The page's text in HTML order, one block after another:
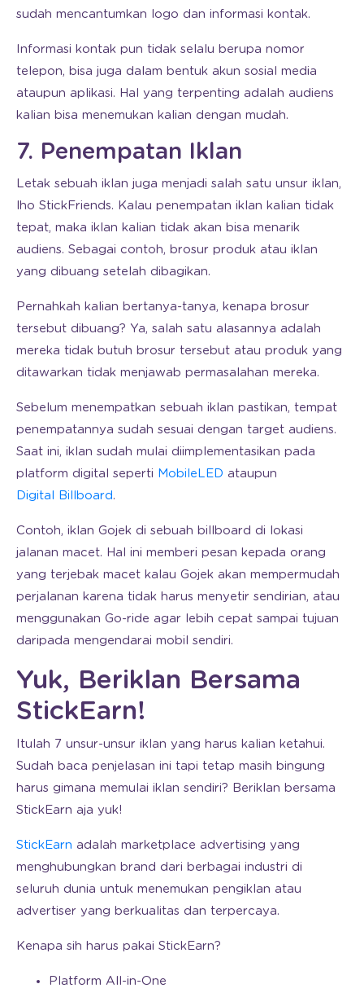
sudah mencantumkan logo dan informasi kontak.
Informasi kontak pun tidak selalu berupa nomor
telepon, bisa juga dalam bentuk akun sosial media
ataupun aplikasi. Hal yang terpenting adalah audiens
kalian bisa menemukan kalian dengan mudah.
7. Penempatan Iklan
Letak sebuah iklan juga menjadi salah satu unsur iklan,
lho StickFriends. Kalau penempatan iklan kalian tidak
tepat, maka iklan kalian tidak akan bisa menarik
audiens. Sebagai contoh, brosur produk atau iklan
yang dibuang setelah dibagikan.
Pernahkah kalian bertanya-tanya, kenapa brosur
tersebut dibuang? Ya, salah satu alasannya adalah
mereka tidak butuh brosur tersebut atau produk yang
ditawarkan tidak menjawab permasalahan mereka.
Sebelum menempatkan sebuah iklan pastikan, tempat
penempatannya sudah sesuai dengan target audiens.
Saat ini, iklan sudah mulai diimplementasikan pada
platform digital seperti MobileLED ataupun
Digital Billboard.
Contoh, iklan Gojek di sebuah billboard di lokasi
jalanan macet. Hal ini memberi pesan kepada orang
yang terjebak macet kalau Gojek akan mempermudah
perjalanan karena tidak harus menyetir sendirian, atau
menggunakan Go-ride agar lebih cepat sampai tujuan
daripada mengendarai mobil sendiri.
Yuk, Beriklan Bersama
StickEarn!
Itulah 7 unsur-unsur iklan yang harus kalian ketahui.
Sudah baca penjelasan ini tapi tetap masih bingung
harus gimana memulai iklan sendiri? Beriklan bersama
StickEarn aja yuk!
StickEarn adalah marketplace advertising yang
menghubungkan brand dari berbagai industri di
seluruh dunia untuk menemukan pengiklan atau
advertiser yang berkualitas dan terpercaya.
Kenapa sih harus pakai StickEarn?
Platform All-in-One